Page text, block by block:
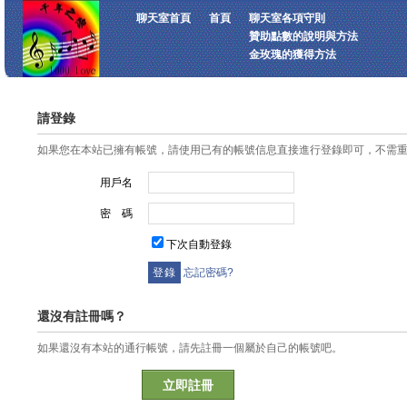
聊天室首頁 首頁
聊天室各項守則
贊助點數的說明與方法
金玫瑰的獲得方法
請登錄
如果您在本站已擁有帳號，請使用已有的帳號信息直接進行登錄即可，不需
用戶名
密 碼
下次自動登錄
忘記密碼?
還沒有註冊嗎？
如果還沒有本站的通行帳號，請先註冊一個屬於自己的帳號吧。
立即註冊